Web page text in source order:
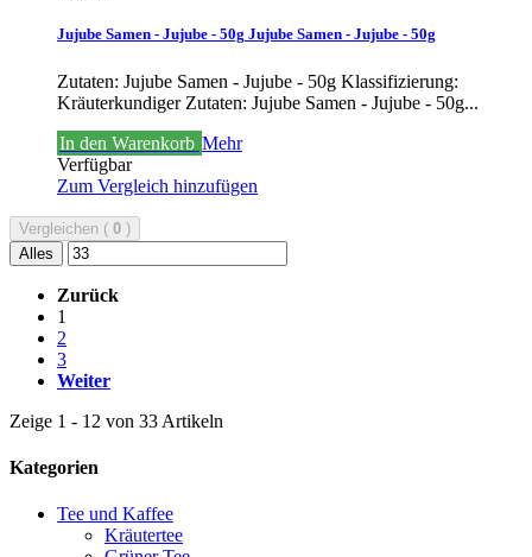
Jujube Samen - Jujube - 50g Jujube Samen - Jujube - 50g
Zutaten: Jujube Samen - Jujube - 50g Klassifizierung:
Kräuterkundiger Zutaten: Jujube Samen - Jujube - 50g...
In den Warenkorb Mehr
Verfügbar
Zum Vergleich hinzufügen
Vergleichen ( 0 )
Alles
Zurück
1
2
3
Weiter
Zeige 1 - 12 von 33 Artikeln
Kategorien
Tee und Kaffee
Kräutertee